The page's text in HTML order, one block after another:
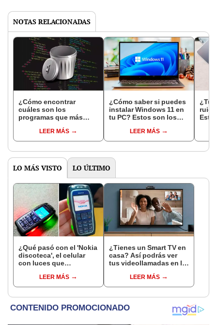
NOTAS RELACIONADAS
¿Cómo encontrar
cuáles son los
programas que más
eliminarlos con un solo
clic?
LEER MÁS
¿Cómo saber si puedes
instalar Windows 11 en
tu PC? Estos son los
MicrosoftLEER MÁS
¿Tu
LO MÁS VISTO LO ÚLTIMO
¿Qué pasó con el 'Nokia
discoteca', el celular
con luces que
tu música?LEER MÁS
¿Tienes un Smart TV en
casa? Así podrás ver
tus videollamadas en la
LEER MÁS